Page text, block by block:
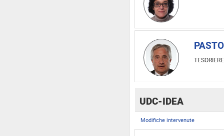
TESORIERE
UDC-IDEA
Modifiche intervenute